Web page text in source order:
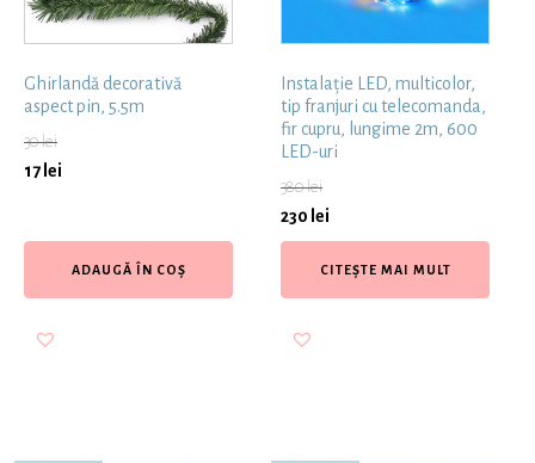
Ghirlandă decorativă
aspect pin, 5.5m
30lei
17 lei
ADAUGĂ ÎN COȘ
Instalație LED, multicolor,
tip franjuri cu telecomanda,
fir cupru, lungime 2m, 600
LED-uri
380lei
230 lei
CITEȘTE MAI MULT